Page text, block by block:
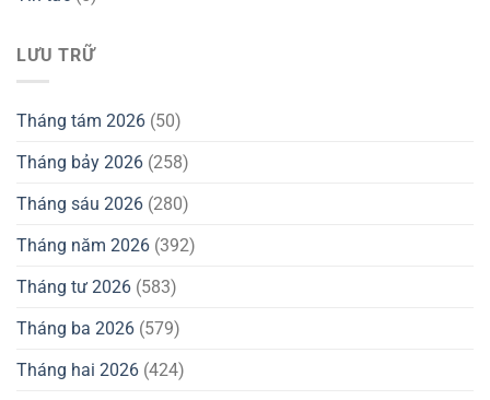
LƯU TRỮ
Tháng tám 2026 (50)
Tháng bảy 2026 (258)
Tháng sáu 2026 (280)
Tháng năm 2026 (392)
Tháng tư 2026 (583)
Tháng ba 2026 (579)
Tháng hai 2026 (424)